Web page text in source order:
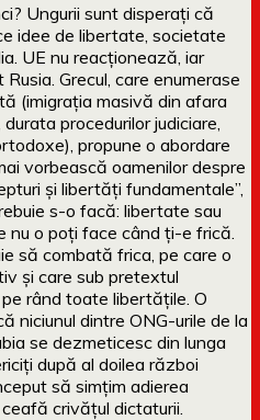
Ungurii sunt disperați că
idee de libertate, societate
UE nu reacționează, iar
Grecul, care enumerase
(imigrația masivă din afara
procedurilor judiciare,
propune o abordare
vorbească oamenilor despre
și libertăți fundamentale”,
s-o facă: libertate sau
nu o poți face când ți-e frică.
să combată frica, pe care o
și care sub pretextul
rând toate libertățile. O
niciunul dintre ONG-urile de la
se dezmeticesc din lunga
după al doilea război
să simțim adierea
crivățul dictaturii.